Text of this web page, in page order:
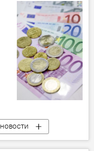
НОВОСТИ